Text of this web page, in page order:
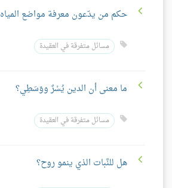
حكم من يدّعون معرفة مواضع المياه
مسائل متفرقة في العقيدة
ما معنى أن الدين يُسْرٌ ووَسَطِي؟
مسائل متفرقة في العقيدة
هل للنَّبات الذي ينمو روح؟